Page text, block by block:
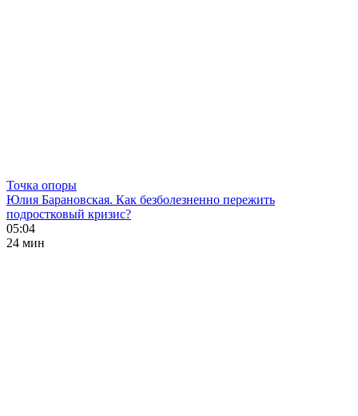
Точка опоры
Юлия Барановская. Как безболезненно пережить
подростковый кризис?
05:04
24 мин